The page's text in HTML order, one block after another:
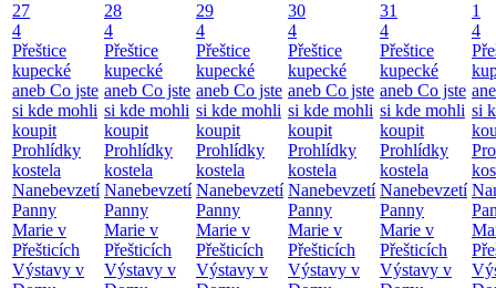
27
4
Přeštice
kupecké
aneb Co jste
si kde mohli
koupit
Prohlídky
kostela
Nanebevzetí
Panny
Marie v
Přešticích
Výstavy v
28
4
Přeštice
kupecké
aneb Co jste
si kde mohli
koupit
Prohlídky
kostela
Nanebevzetí
Panny
Marie v
Přešticích
Výstavy v
29
4
Přeštice
kupecké
aneb Co jste
si kde mohli
koupit
Prohlídky
kostela
Nanebevzetí
Panny
Marie v
Přešticích
Výstavy v
30
4
Přeštice
kupecké
aneb Co jste
si kde mohli
koupit
Prohlídky
kostela
Nanebevzetí
Panny
Marie v
Přešticích
Výstavy v
31
4
Přeštice
kupecké
aneb Co jste
si kde mohli
koupit
Prohlídky
kostela
Nanebevzetí
Panny
Marie v
Přešticích
Výstavy v
1
4
si